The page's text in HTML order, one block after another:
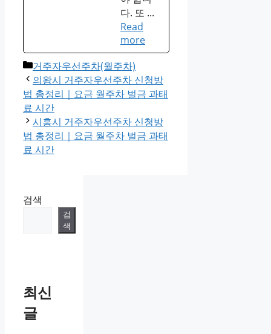
다. 또 ...
Read
more
Categories
거주자우선주차(월주차)
의왕시 거주자우선주차 신청방
법 총정리｜요금 월주차 벌금 과태
료 시간
시흥시 거주자우선주차 신청방
법 총정리｜요금 월주차 벌금 과태
료 시간
검색
검
색
최신
글